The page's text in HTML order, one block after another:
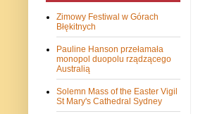
Zimowy Festiwal w Górach
Błękitnych
Pauline Hanson przełamała
monopol duopolu rządzącego
Australią
Solemn Mass of the Easter Vigil
St Mary's Cathedral Sydney